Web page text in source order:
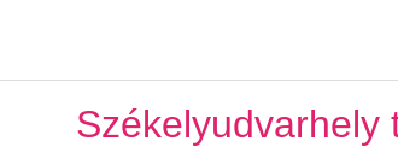
Székelyudvarhely